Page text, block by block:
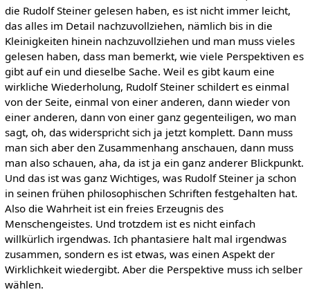
die Rudolf Steiner gelesen haben, es ist nicht immer leicht,
das alles im Detail nachzuvollziehen, nämlich bis in die
Kleinigkeiten hinein nachzuvollziehen und man muss vieles
gelesen haben, dass man bemerkt, wie viele Perspektiven es
gibt auf ein und dieselbe Sache. Weil es gibt kaum eine
wirkliche Wiederholung, Rudolf Steiner schildert es einmal
von der Seite, einmal von einer anderen, dann wieder von
einer anderen, dann von einer ganz gegenteiligen, wo man
sagt, oh, das widerspricht sich ja jetzt komplett. Dann muss
man sich aber den Zusammenhang anschauen, dann muss
man also schauen, aha, da ist ja ein ganz anderer Blickpunkt.
Und das ist was ganz Wichtiges, was Rudolf Steiner ja schon
in seinen frühen philosophischen Schriften festgehalten hat.
Also die Wahrheit ist ein freies Erzeugnis des
Menschengeistes. Und trotzdem ist es nicht einfach
willkürlich irgendwas. Ich phantasiere halt mal irgendwas
zusammen, sondern es ist etwas, was einen Aspekt der
Wirklichkeit wiedergibt. Aber die Perspektive muss ich selber
wählen.